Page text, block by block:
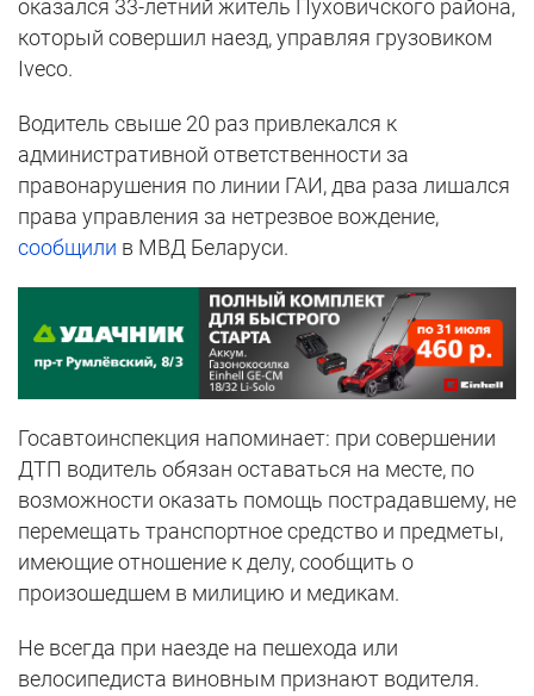
оказался 33-летний житель Пуховичского района,
который совершил наезд, управляя грузовиком
Iveco.
Водитель свыше 20 раз привлекался к
административной ответственности за
правонарушения по линии ГАИ, два раза лишался
права управления за нетрезвое вождение,
сообщили в МВД Беларуси.
Госавтоинспекция напоминает: при совершении
ДТП водитель обязан оставаться на месте, по
возможности оказать помощь пострадавшему, не
перемещать транспортное средство и предметы,
имеющие отношение к делу, сообщить о
произошедшем в милицию и медикам.
Не всегда при наезде на пешехода или
велосипедиста виновным признают водителя.